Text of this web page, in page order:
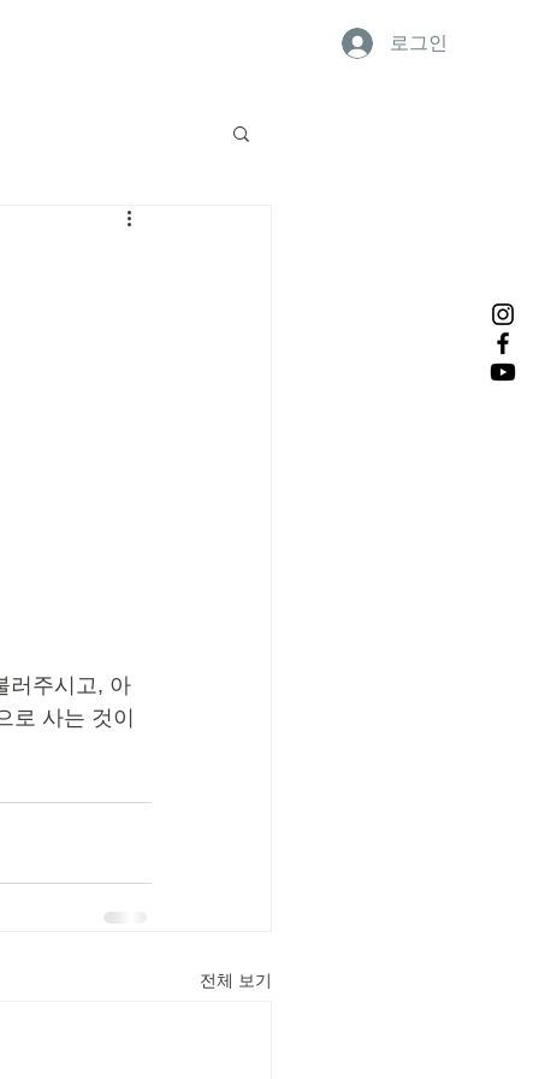
로그인
러주시고, 아
사는 것이
전체 보기